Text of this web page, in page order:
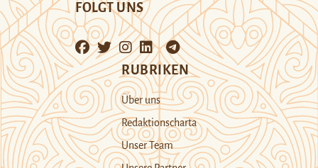
FOLGT UNS
RUBRIKEN
Über uns
Redaktionscharta
Unser Team